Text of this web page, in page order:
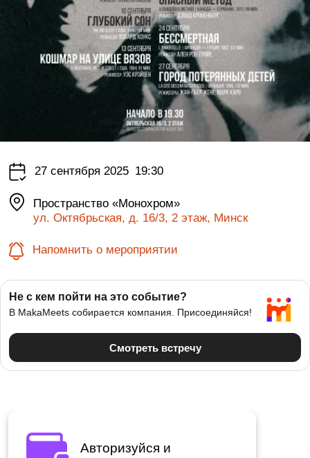
27 сентября 2025 19:30
Пространство «Монохром»
ул. Октябрьская, д. 16/3, 2 этаж, Минск
Напомнить о мероприятии
Авторизуйся и